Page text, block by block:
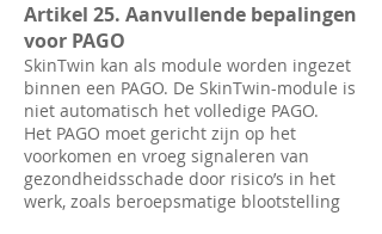
Artikel 25. Aanvullende bepalingen
voor PAGO
SkinTwin kan als module worden ingezet
binnen een PAGO. De SkinTwin-module is
niet automatisch het volledige PAGO.
Het PAGO moet gericht zijn op het
voorkomen en vroeg signaleren van
gezondheidsschade door risico’s in het
werk, zoals beroepsmatige blootstelling